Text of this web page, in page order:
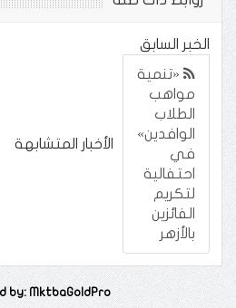
الخبر السابق
«تنمية
مواهب
الطلاب
الوافدين»
في
احتفالية
لتكريم
الفائزين
بالأزهر
الأخبار المتشابهة
by: MktbaGoldPro